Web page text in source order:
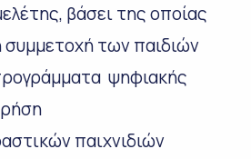
βάσει της οποίας
συμμετοχή των παιδιών
ψηφιακής
παιχνιδιών